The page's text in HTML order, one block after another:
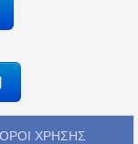
ΟΡΟΙ ΧΡΗΣΗΣ